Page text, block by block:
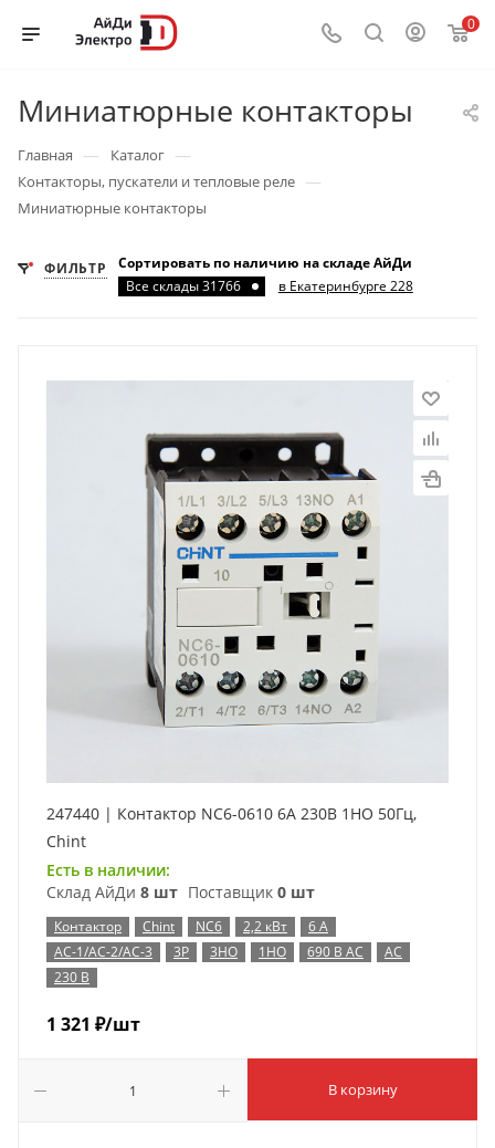
0
Миниатюрные контакторы
Главная — Каталог —
Контакторы, пускатели и тепловые реле —
Миниатюрные контакторы
ФИЛЬТР
Сортировать по наличию на складе АйДи
Все склады 31766
в Екатеринбурге 228
247440 | Контактор NC6-0610 6А 230В 1НО 50Гц,
Chint
Есть в наличии:
Склад АйДи 8 шт Поставщик 0 шт
Контактор Chint NC6 2,2 кВт
6 А
AC-1/AC-2/AC-3
3P 3НО 1НО 690 В AC
AC
230 В
1 321 ₽/шт
В корзину